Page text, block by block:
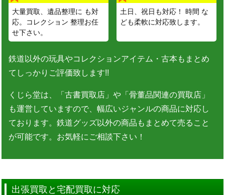
大量買取、遺品整理に も対
応。コレクション 整理お任
せ下さい。
土日、祝日も対応！ 時間 な
ども柔軟に対応致します。
鉄道以外の玩具やコレクションアイテム・古本もまとめ
てしっかりご評価致します!!
くじら堂は、「古書買取店」や「骨董品関連の買取店」
も運営していますので、幅広いジャンルの商品に対応し
ております。鉄道グッズ以外の商品もまとめて売ること
が可能です。お気軽にご相談下さい！
出張買取と宅配買取に対応